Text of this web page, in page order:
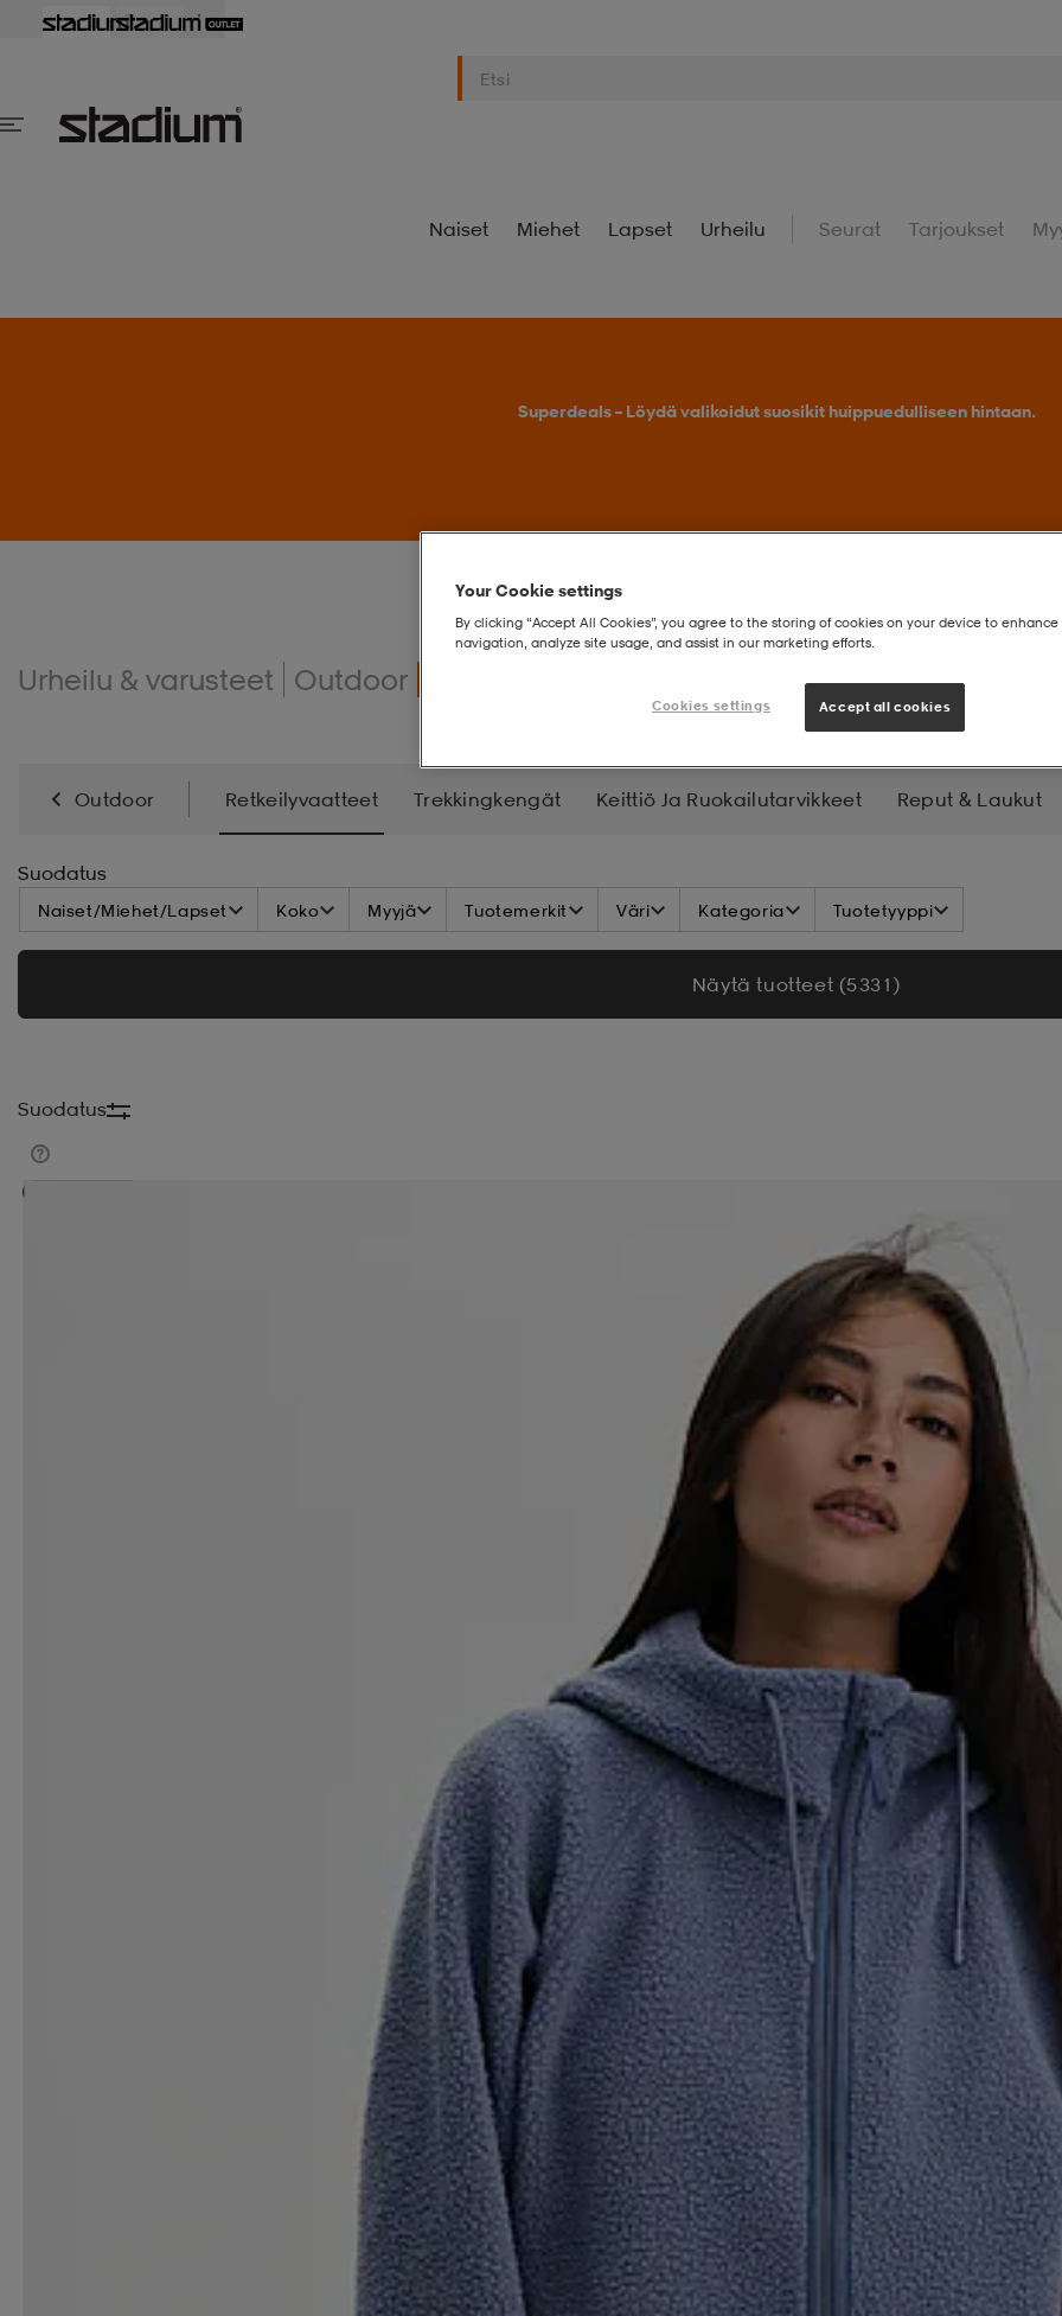
Naiset Miehet Lapset Urheilu Seurat Tarjoukset
Superdeals – Löydä valikoidut suosikit huippuedulliseen hintaan.
Urheilu & varusteet Outdoor
Outdoor Retkeilyvaatteet Trekkingkengät Keittiö Ja Ruokailutarvikkeet Reput & Laukut
Makuupussit & Ilmapatjat
Suodatus
Naiset/Miehet/Lapset Koko Myyjä Tuotemerkit Väri Kategoria Tuotetyyppi
Näytä tuotteet (5 331)
Suodatus
Your Cookie settings
By clicking “Accept All Cookies”, you agree to the storing of cookies on your device to enhance
navigation, analyze site usage, and assist in our marketing efforts.
Cookies settings Accept all cookies